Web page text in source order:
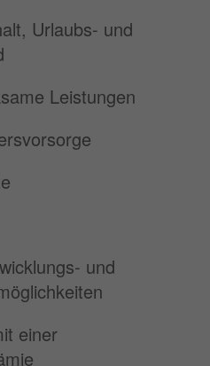
Urlaubs- und
Leistungen
und
einer